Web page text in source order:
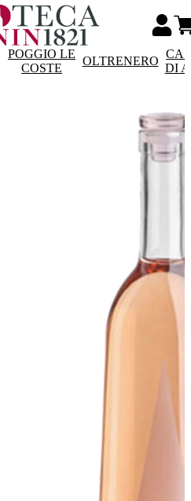
POGGIO LE
COSTE
OLTRENERO
DI